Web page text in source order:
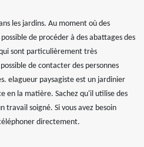
les jardins. Au moment où des
de procéder à des abattages des
sont particulièrement très
de contacter des personnes
elagueur paysagiste est un jardinier
en la matière. Sachez qu'il utilise des
travail soigné. Si vous avez besoin
directement.